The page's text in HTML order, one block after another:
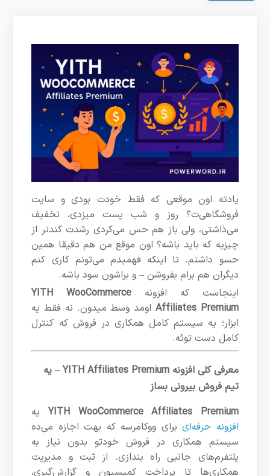
یادته اون موقعی که فقط خودت بودی و سایت
فروشگاهی‌ت؟ روز و شب پست میزدی، تخفیف
می‌ذاشتی، ولی باز هم حس می‌کردی رشدت کندتر از
چیزیه که باید باشه؟ اون موقع من هم دقیقا همین
حسو داشتم. تا اینکه فهمیدم می‌تونم کاری کنم
دیگران هم برام بفروشن – و براشون سود باشه.
اینجاست که افزونه YITH WooCommerce
Affiliates Premium اومد وسط میدون. نه فقط یه
ابزار؛ یه سیستم کامل همکاری در فروش که کنترل
کامل دست توئه.
معرفی کلی افزونه YITH Affiliates Premium – یه
تیم فروش بیرونی بساز
YITH WooCommerce Affiliates Premiumیه
افزونه حرفه‌ایبرای ووکامرسه که بهت اجازه می‌ده
سیستم همکاری در فروش خودتو بدون نیاز به
پلتفرم‌های جانبی راه بندازی. از ثبت و مدیریت
همکاری‌ها تا پرداخت کمیسیون و گزارش‌گیری،